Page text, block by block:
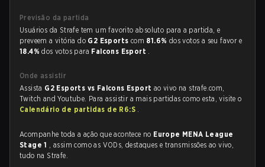
Previsão da partida
Usuários da Strafe tem um favorito absoluto para a partida, e
preveem a vitória do G2 Esports com 81.6% dos votos a seu favor e
18.4%dos votos para Falcons Esport .
Onde assistir
Assista G2 Esports vs Falcons Esport ao vivo na strafe.com,
Twitch and Youtube. Para assistir a mais partidas como esta, visite o
Calendário de partidas de R6:S .
Acompanhe toda a ação que acontece no Europe MENA League
Stage 1 , assim como as VODs, destaques e transmissões ao vivo,
tudo na Strafe.